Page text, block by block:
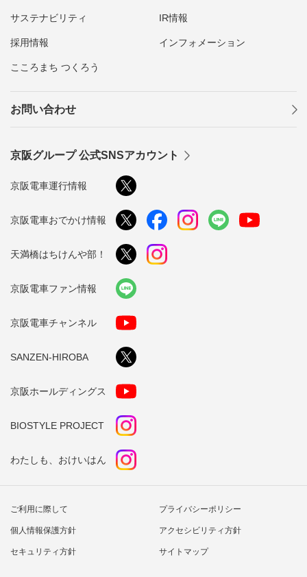
サステナビリティ IR情報
採用情報 インフォメーション
こころまち つくろう
お問い合わせ
京阪グループ 公式SNSアカウント
京阪電車運行情報
京阪電車おでかけ情報
天満橋はちけんや部！
京阪電車ファン情報
京阪電車チャンネル
SANZEN-HIROBA
京阪ホールディングス
BIOSTYLE PROJECT
わたしも、おけいはん
ご利用に際して プライバシーポリシー
個人情報保護方針 アクセシビリティ方針
セキュリティ方針 サイトマップ